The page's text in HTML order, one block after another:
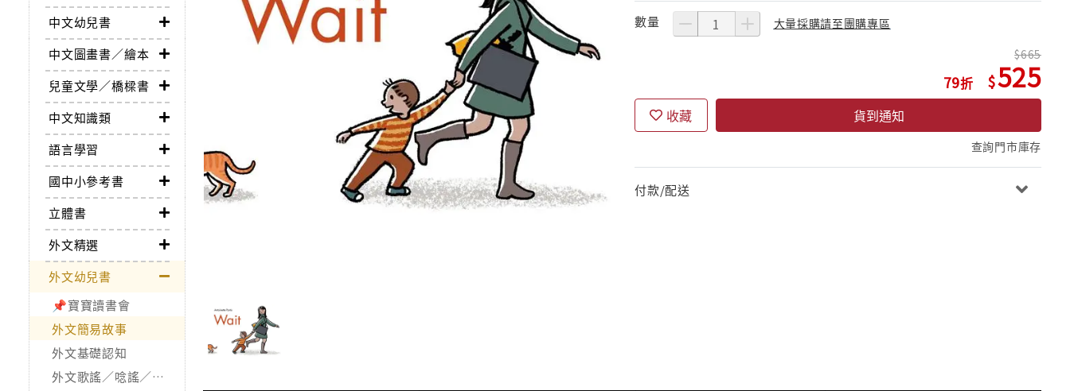
中文幼兒書
中文圖畫書／繪本
兒童文學／橋樑書
中文知識類
語言學習
國中小參考書
立體書
外文精選
外文幼兒書
📌寶寶讀書會
外文簡易故事
外文基礎認知
外文歌謠／唸謠／手指謠
數量 大量採購請至團購專區
79
665
525
收藏 貨到通知
查詢門市庫存
付款/配送